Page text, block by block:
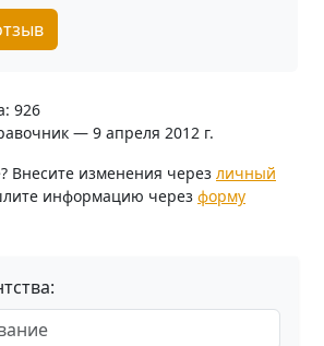
926
— 9 апреля 2012 г.
Внесите изменения через личный
информацию через форму